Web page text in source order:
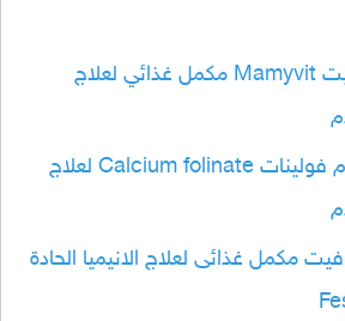
اقراص مامي فيت Mamyvit مكمل غذائي لعلاج
امبولات كالسيوم فولينات Calcium folinate لعلاج
مكمل غذائى لعلاج الانيميا الحادة